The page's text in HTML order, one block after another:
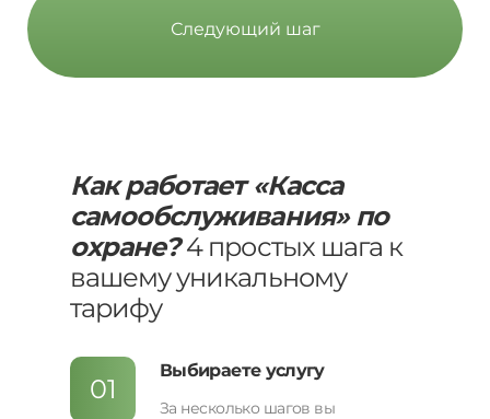
Следующий шаг
Как работает «Касса
самообслуживания» по
охране? 4 простых шага к
вашему уникальному
тарифу
Выбираете услугу
За несколько шагов вы
01